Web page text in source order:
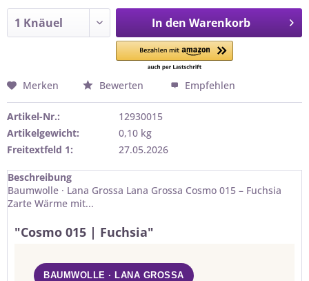
In den Warenkorb
Merken Bewerten Empfehlen
Artikel-Nr.:
12930015
Artikelgewicht:
0,10 kg
Freitextfeld 1:
27.05.2026
Beschreibung
Baumwolle · Lana Grossa Lana Grossa Cosmo 015 – Fuchsia
Zarte Wärme mit...
"Cosmo 015 | Fuchsia"
BAUMWOLLE · LANA GROSSA